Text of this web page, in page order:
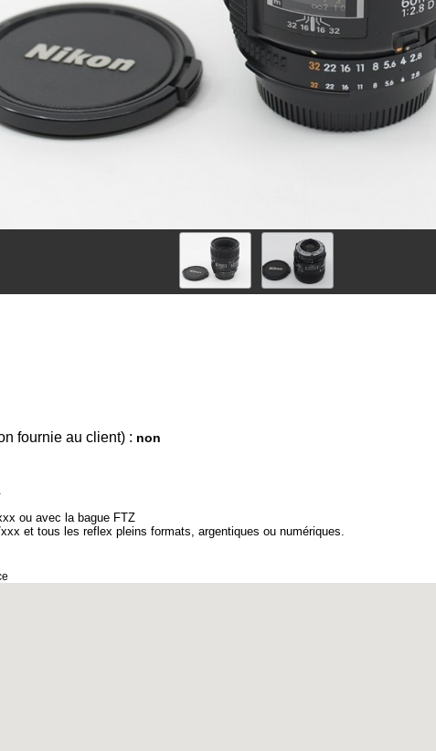
fournie au client) : non
ou avec la bague FTZ
et tous les reflex pleins formats, argentiques ou numériques.